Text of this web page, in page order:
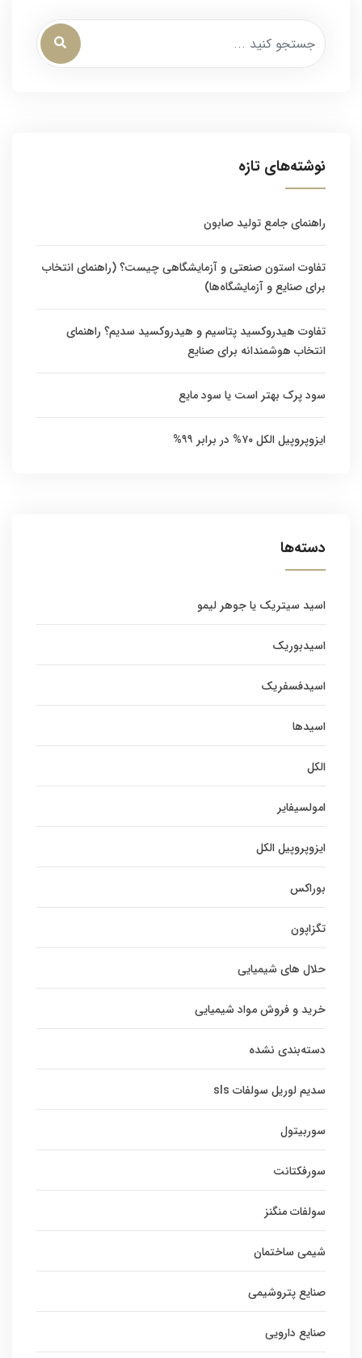
نوشته‌های تازه
راهنمای جامع تولید صابون
تفاوت استون صنعتی و آزمایشگاهی چیست؟ (راهنمای انتخاب
برای صنایع و آزمایشگاه‌ها)
تفاوت هیدروکسید پتاسیم و هیدروکسید سدیم؟ راهنمای
انتخاب هوشمندانه برای صنایع
سود پرک بهتر است یا سود مایع
ایزوپروپیل الکل ۷۰% در برابر ۹۹%
دسته‌ها
اسید سیتریک یا جوهر لیمو
اسیدبوریک
اسیدفسفریک
اسیدها
الکل
امولسیفایر
ایزوپروپیل الکل
بوراکس
تگزاپون
حلال های شیمیایی
خرید و فروش مواد شیمیایی
دسته‌بندی نشده
سدیم لوریل سولفات sls
سوربیتول
سورفکتانت
سولفات منگنز
شیمی ساختمان
صنایع پتروشیمی
صنایع دارویی